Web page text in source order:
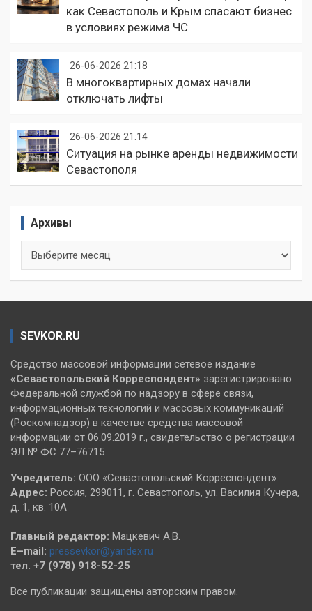
как Севастополь и Крым спасают бизнес
в условиях режима ЧС
26-06-2026 21:18
В многоквартирных домах начали
отключать лифты
26-06-2026 21:14
Ситуация на рынке аренды недвижимости
Севастополя
Архивы
SEVKOR.RU
Средство массовой информации сетевое издание
«Севастопольский Корреспондент» зарегистрировано
Федеральной службой по надзору в сфере связи,
информационных технологий и массовых коммуникаций
(Роскомнадзор) в качестве средства массовой
информации от 06.09.2019 г., свидетельство о регистрации
ЭЛ № ФС 77–76715
Учредитель: ООО «Севастопольский Корреспондент».
Адрес: Россия, 299011, г. Севастополь, ул. Василия Кучера,
д. 1, кв. 10А
Главный редактор: Мацкевич А.В.
E–mail: pressevkor@yandex.ru
тел. +7 (978) 918-52-25
Все публикации защищены авторским правом.